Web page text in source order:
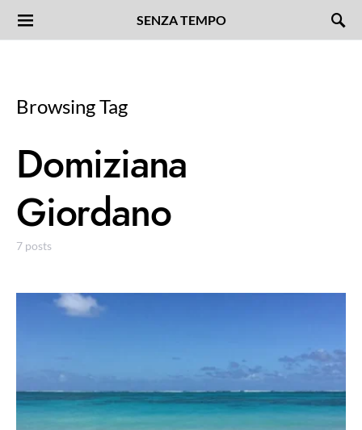
SENZA TEMPO
Browsing Tag
Domiziana
Giordano
7 posts